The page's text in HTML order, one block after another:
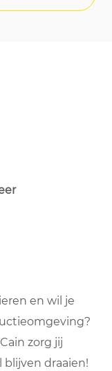
en wil je
zorg jij
blijven draaien!